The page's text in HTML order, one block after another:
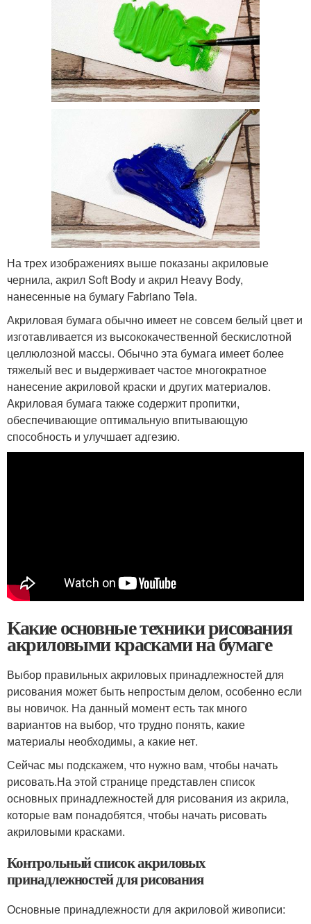
На трех изображениях выше показаны акриловые
чернила, акрил Soft Body и акрил Heavy Body,
нанесенные на бумагу Fabriano Tela.
Акриловая бумага обычно имеет не совсем белый цвет и
изготавливается из высококачественной бескислотной
целлюлозной массы. Обычно эта бумага имеет более
тяжелый вес и выдерживает частое многократное
нанесение акриловой краски и других материалов.
Акриловая бумага также содержит пропитки,
обеспечивающие оптимальную впитывающую
способность и улучшает адгезию.
Какие основные техники рисования
акриловыми красками на бумаге
Выбор правильных акриловых принадлежностей для
рисования может быть непростым делом, особенно если
вы новичок. На данный момент есть так много
вариантов на выбор, что трудно понять, какие
материалы необходимы, а какие нет.
Сейчас мы подскажем, что нужно вам, чтобы начать
рисовать.На этой странице представлен список
основных принадлежностей для рисования из акрила,
которые вам понадобятся, чтобы начать рисовать
акриловыми красками.
Контрольный список акриловых
принадлежностей для рисования
Основные принадлежности для акриловой живописи: